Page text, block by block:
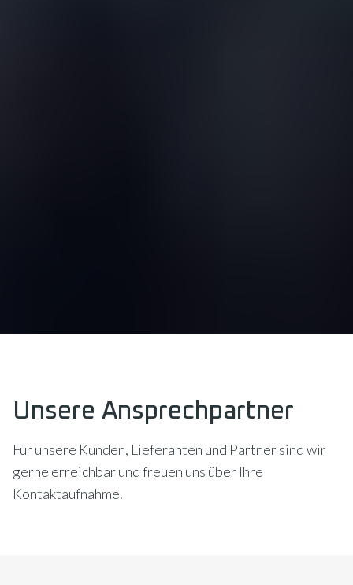
Unsere Ansprechpartner
Für unsere Kunden, Lieferanten und Partner sind wir
gerne erreichbar und freuen uns über Ihre
Kontaktaufnahme.